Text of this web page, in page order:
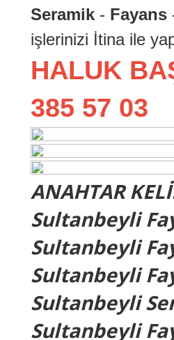
Seramik - Fayans
işlerinizi İtina ile
HALUK
385 57 03
ANAHTAR
Sultanbeyli
Sultanbeyli
Sultanbeyli
Sultanbeyli
Sultanbeyli